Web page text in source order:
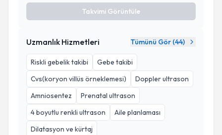
Takvimi Görüntüle
Uzmanlık Hizmetleri Tümünü Gör (44)
Riskli gebelik takibi
Gebe takibi
Cvs(koryon villüs örneklemesi)
Doppler ultrason
Amniosentez
Prenatal ultrason
4 boyutlu renkli ultrason
Aile planlaması
Dilatasyon ve kürtaj